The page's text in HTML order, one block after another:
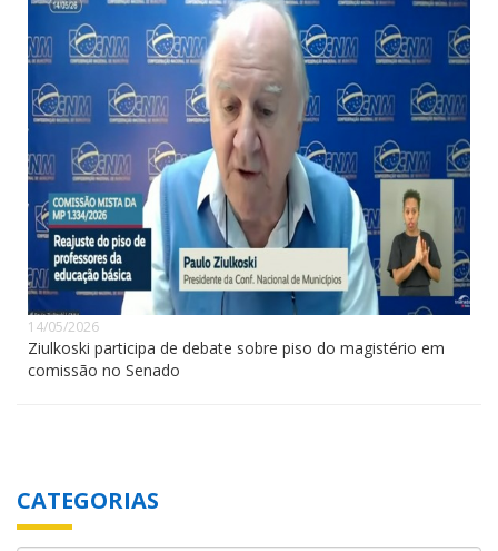
14/05/2026
Ziulkoski participa de debate sobre piso do magistério em
comissão no Senado
CATEGORIAS